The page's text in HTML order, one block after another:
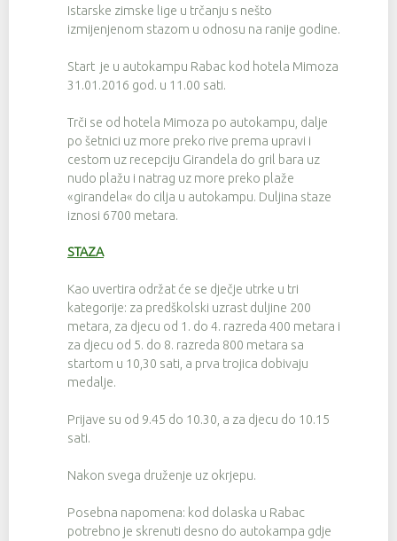
Istarske zimske lige u trčanju s nešto
izmijenjenom stazom u odnosu na ranije godine.
Start je u autokampu Rabac kod hotela Mimoza
31.01.2016 god. u 11.00 sati.
Trči se od hotela Mimoza po autokampu, dalje
po šetnici uz more preko rive prema upravi i
cestom uz recepciju Girandela do gril bara uz
nudo plažu i natrag uz more preko plaže
«girandela« do cilja u autokampu. Duljina staze
iznosi 6700 metara.
STAZA
Kao uvertira održat će se dječje utrke u tri
kategorije: za predškolski uzrast duljine 200
metara, za djecu od 1. do 4. razreda 400 metara i
za djecu od 5. do 8. razreda 800 metara sa
startom u 10,30 sati, a prva trojica dobivaju
medalje.
Prijave su od 9.45 do 10.30, a za djecu do 10.15
sati.
Nakon svega druženje uz okrjepu.
Posebna napomena: kod dolaska u Rabac
potrebno je skrenuti desno do autokampa gdje